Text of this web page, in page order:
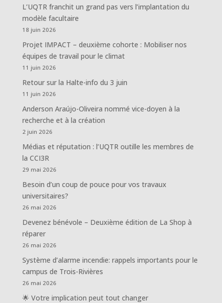
L’UQTR franchit un grand pas vers l’implantation du
modèle facultaire
18 juin 2026
Projet IMPACT – deuxième cohorte : Mobiliser nos
équipes de travail pour le climat
11 juin 2026
Retour sur la Halte-info du 3 juin
11 juin 2026
Anderson Araújo-Oliveira nommé vice-doyen à la
recherche et à la création
2 juin 2026
Médias et réputation : l’UQTR outille les membres de
la CCI3R
29 mai 2026
Besoin d’un coup de pouce pour vos travaux
universitaires?
26 mai 2026
Devenez bénévole – Deuxième édition de La Shop à
réparer
26 mai 2026
Système d’alarme incendie: rappels importants pour le
campus de Trois-Rivières
26 mai 2026
🌟 Votre implication peut tout changer